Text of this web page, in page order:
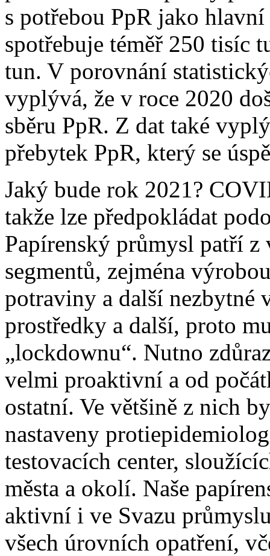
s potřebou PpR jako
spotřebuje téměř 250 tisíc
tun. V porovnání
vyplývá, že v roce 2020
sběru PpR. Z dat také
přebytek PpR, který se
Jaký bude rok 2021?
takže lze předpokládat
Papírenský průmysl patří z
segmentů, zejména
potraviny a další
prostředky a další, proto
„lockdownu“. Nutno
velmi proaktivní a od
ostatní. Ve většině z nich
nastaveny
testovacích center,
města a okolí. Naše
aktivní i ve Svazu
všech úrovních opatření,